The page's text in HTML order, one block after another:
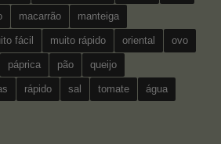
macarrão manteiga
fácil muito rápido oriental ovo
páprica pão queijo
rápido sal tomate água